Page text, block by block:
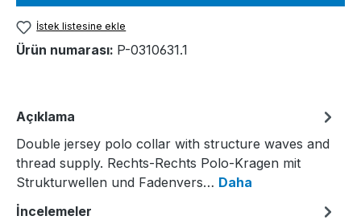
İstek listesine ekle
Ürün numarası: P-0310631.1
Açıklama
Double jersey polo collar with structure waves and
thread supply. Rechts-Rechts Polo-Kragen mit
Strukturwellen und Fadenvers… Daha
İncelemeler